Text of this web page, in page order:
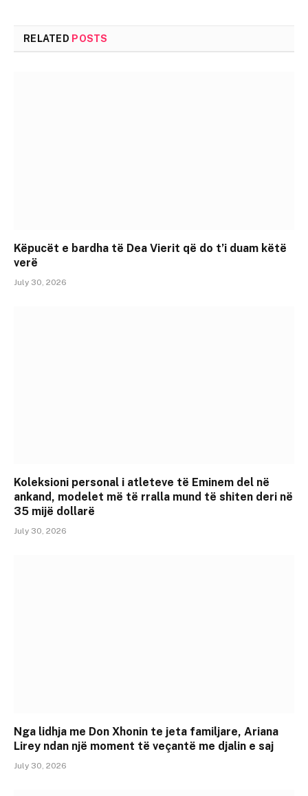
RELATED POSTS
Këpucët e bardha të Dea Vierit që do t’i duam këtë
verë
July 30, 2026
Koleksioni personal i atleteve të Eminem del në
ankand, modelet më të rralla mund të shiten deri në
35 mijë dollarë
July 30, 2026
Nga lidhja me Don Xhonin te jeta familjare, Ariana
Lirey ndan një moment të veçantë me djalin e saj
July 30, 2026